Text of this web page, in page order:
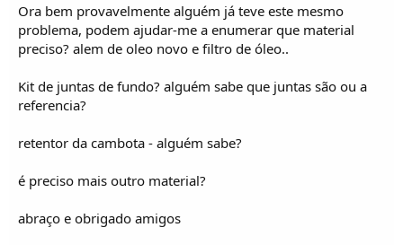
Ora bem provavelmente alguém já teve este mesmo
problema, podem ajudar-me a enumerar que material
preciso? alem de oleo novo e filtro de óleo..
Kit de juntas de fundo? alguém sabe que juntas são ou a
referencia?
retentor da cambota - alguém sabe?
é preciso mais outro material?
abraço e obrigado amigos